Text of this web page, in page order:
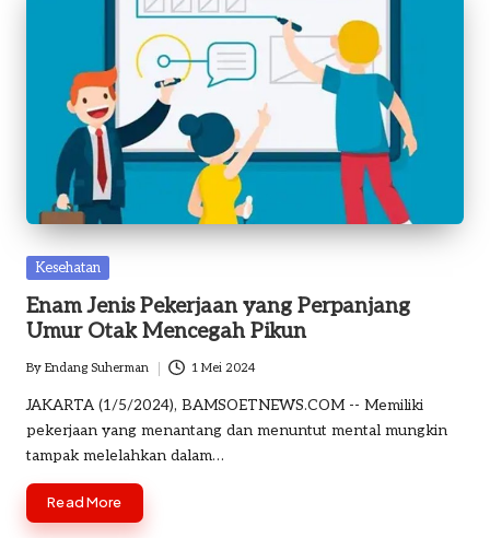
Posted
Kesehatan
Enam Jenis Pekerjaan yang Perpanjang
Umur Otak Mencegah Pikun
Posted
by
By Endang Suherman 1 Mei 2024
JAKARTA (1/5/2024), BAMSOETNEWS.COM -- Memiliki
pekerjaan yang menantang dan menuntut mental mungkin
tampak melelahkan dalam…
Read More